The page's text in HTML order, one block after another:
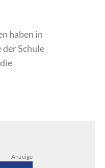
haben in
Schule
Anzeige